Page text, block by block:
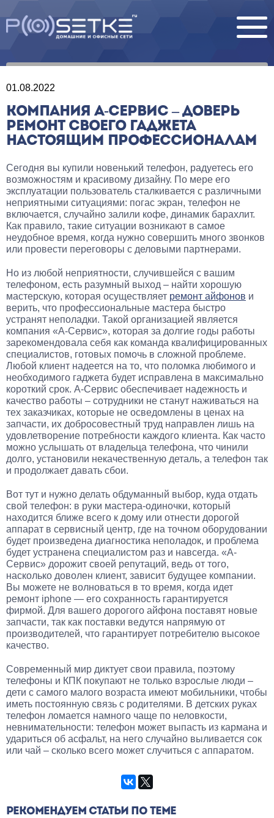
01.08.2022
КОМПАНИЯ А-СЕРВИС – ДОВЕРЬ
РЕМОНТ СВОЕГО ГАДЖЕТА
НАСТОЯЩИМ ПРОФЕССИОНАЛАМ
Сегодня вы купили новенький телефон, радуетесь его
возможностям и красивому дизайну. По мере его
эксплуатации пользователь сталкивается с различными
неприятными ситуациями: погас экран, телефон не
включается, случайно залили кофе, динамик барахлит.
Как правило, такие ситуации возникают в самое
неудобное время, когда нужно совершить много звонков
или провести переговоры с деловыми партнерами.
Но из любой неприятности, случившейся с вашим
телефоном, есть разумный выход – найти хорошую
мастерскую, которая осуществляет ремонт айфонов и
верить, что профессиональные мастера быстро
устранят неполадки. Такой организацией является
компания «А-Сервис», которая за долгие годы работы
зарекомендовала себя как команда квалифицированных
специалистов, готовых помочь в сложной проблеме.
Любой клиент надеется на то, что поломка любимого и
необходимого гаджета будет исправлена в максимально
короткий срок. А-Сервис обеспечивает надежность и
качество работы – сотрудники не станут наживаться на
тех заказчиках, которые не осведомлены в ценах на
запчасти, их добросовестный труд направлен лишь на
удовлетворение потребности каждого клиента. Как часто
можно услышать от владельца телефона, что чинили
долго, установили некачественную деталь, а телефон так
и продолжает давать сбои.
Вот тут и нужно делать обдуманный выбор, куда отдать
свой телефон: в руки мастера-одиночки, который
находится ближе всего к дому или отнести дорогой
аппарат в сервисный центр, где на точном оборудовании
будет произведена диагностика неполадок, и проблема
будет устранена специалистом раз и навсегда. «А-
Сервис» дорожит своей репутаций, ведь от того,
насколько доволен клиент, зависит будущее компании.
Вы можете не волноваться в то время, когда идет
ремонт iphone — его сохранность гарантируется
фирмой. Для вашего дорогого айфона поставят новые
запчасти, так как поставки ведутся напрямую от
производителей, что гарантирует потребителю высокое
качество.
Современный мир диктует свои правила, поэтому
телефоны и КПК покупают не только взрослые люди –
дети с самого малого возраста имеют мобильники, чтобы
иметь постоянную связь с родителями. В детских руках
телефон ломается намного чаще по неловкости,
невнимательности: телефон может выпасть из кармана и
удариться об асфальт, на него случайно выливается сок
или чай – сколько всего может случиться с аппаратом.
РЕКОМЕНДУЕМ СТАТЬИ ПО ТЕМЕ